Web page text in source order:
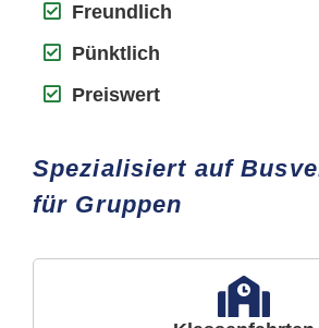
Freundlich
Pünktlich
Preiswert
Spezialisiert auf
für Gruppen